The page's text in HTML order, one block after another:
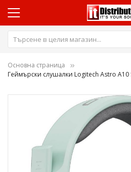
Основна страница
Геймърски слушалки Logitech Astro A10
изображенията